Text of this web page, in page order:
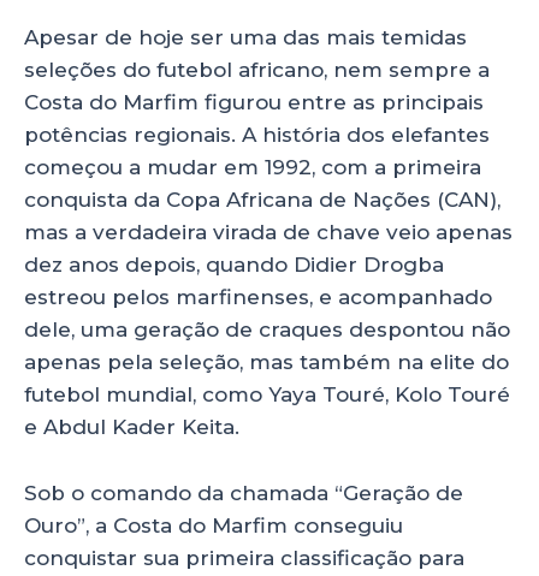
Apesar de hoje ser uma das mais temidas
seleções do futebol africano, nem sempre a
Costa do Marfim figurou entre as principais
potências regionais. A história dos elefantes
começou a mudar em 1992, com a primeira
conquista da Copa Africana de Nações (CAN),
mas a verdadeira virada de chave veio apenas
dez anos depois, quando Didier Drogba
estreou pelos marfinenses, e acompanhado
dele, uma geração de craques despontou não
apenas pela seleção, mas também na elite do
futebol mundial, como Yaya Touré, Kolo Touré
e Abdul Kader Keita.
Sob o comando da chamada “Geração de
Ouro”, a Costa do Marfim conseguiu
conquistar sua primeira classificação para